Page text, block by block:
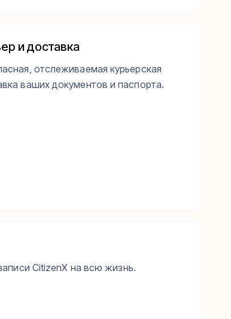
и доставка
отслеживаемая курьерская
ваших документов и паспорта.
CitizenX на всю жизнь.